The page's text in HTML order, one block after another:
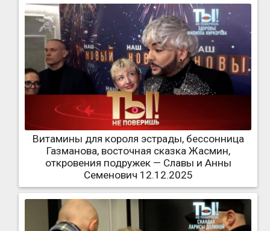
Витамины для короля эстрады, бессонница
Газманова, восточная сказка Жасмин,
откровения подружек — Славы и Анны
Семенович 12.12.2025